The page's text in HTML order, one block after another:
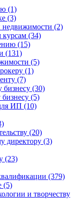
(1)
(3)
недвижимости (2)
(34)
(15)
(131)
(5)
(1)
(7)
(30)
(5)
ИП (10)
(20)
директору (3)
(23)
(379)
(5)
и творчеству